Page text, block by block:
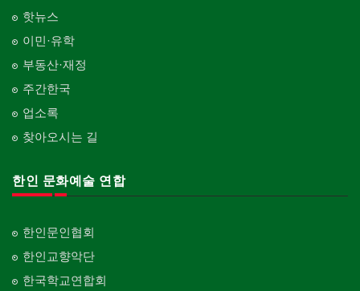
핫뉴스
이민·유학
부동산·재정
주간한국
업소록
찾아오시는 길
한인 문화예술 연합
한인문인협회
한인교향악단
한국학교연합회